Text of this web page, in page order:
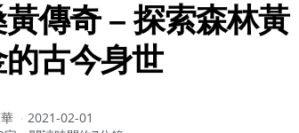
傳奇 – 探索森林黃
古今身世
2021-02-01